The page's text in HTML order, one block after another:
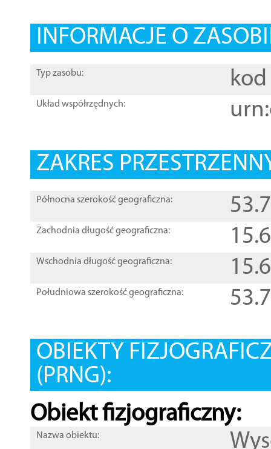
INFORMACJE O
Typ zasobu: kod
Układ współrzędnych:
ZAKRES
Północna szerokość geograficzna:
Zachodnia długość geograficzna:
Wschodnia długość geograficzna:
Południowa szerokość geograficzna:
OBIEKTY
(PRNG):
Obiekt fizjograficzny:
Nazwa obiektu: